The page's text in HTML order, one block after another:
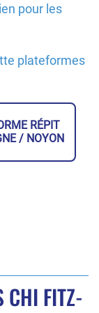
pour les
plateformes
RÉPIT
/ NOYON
CHI FITZ-